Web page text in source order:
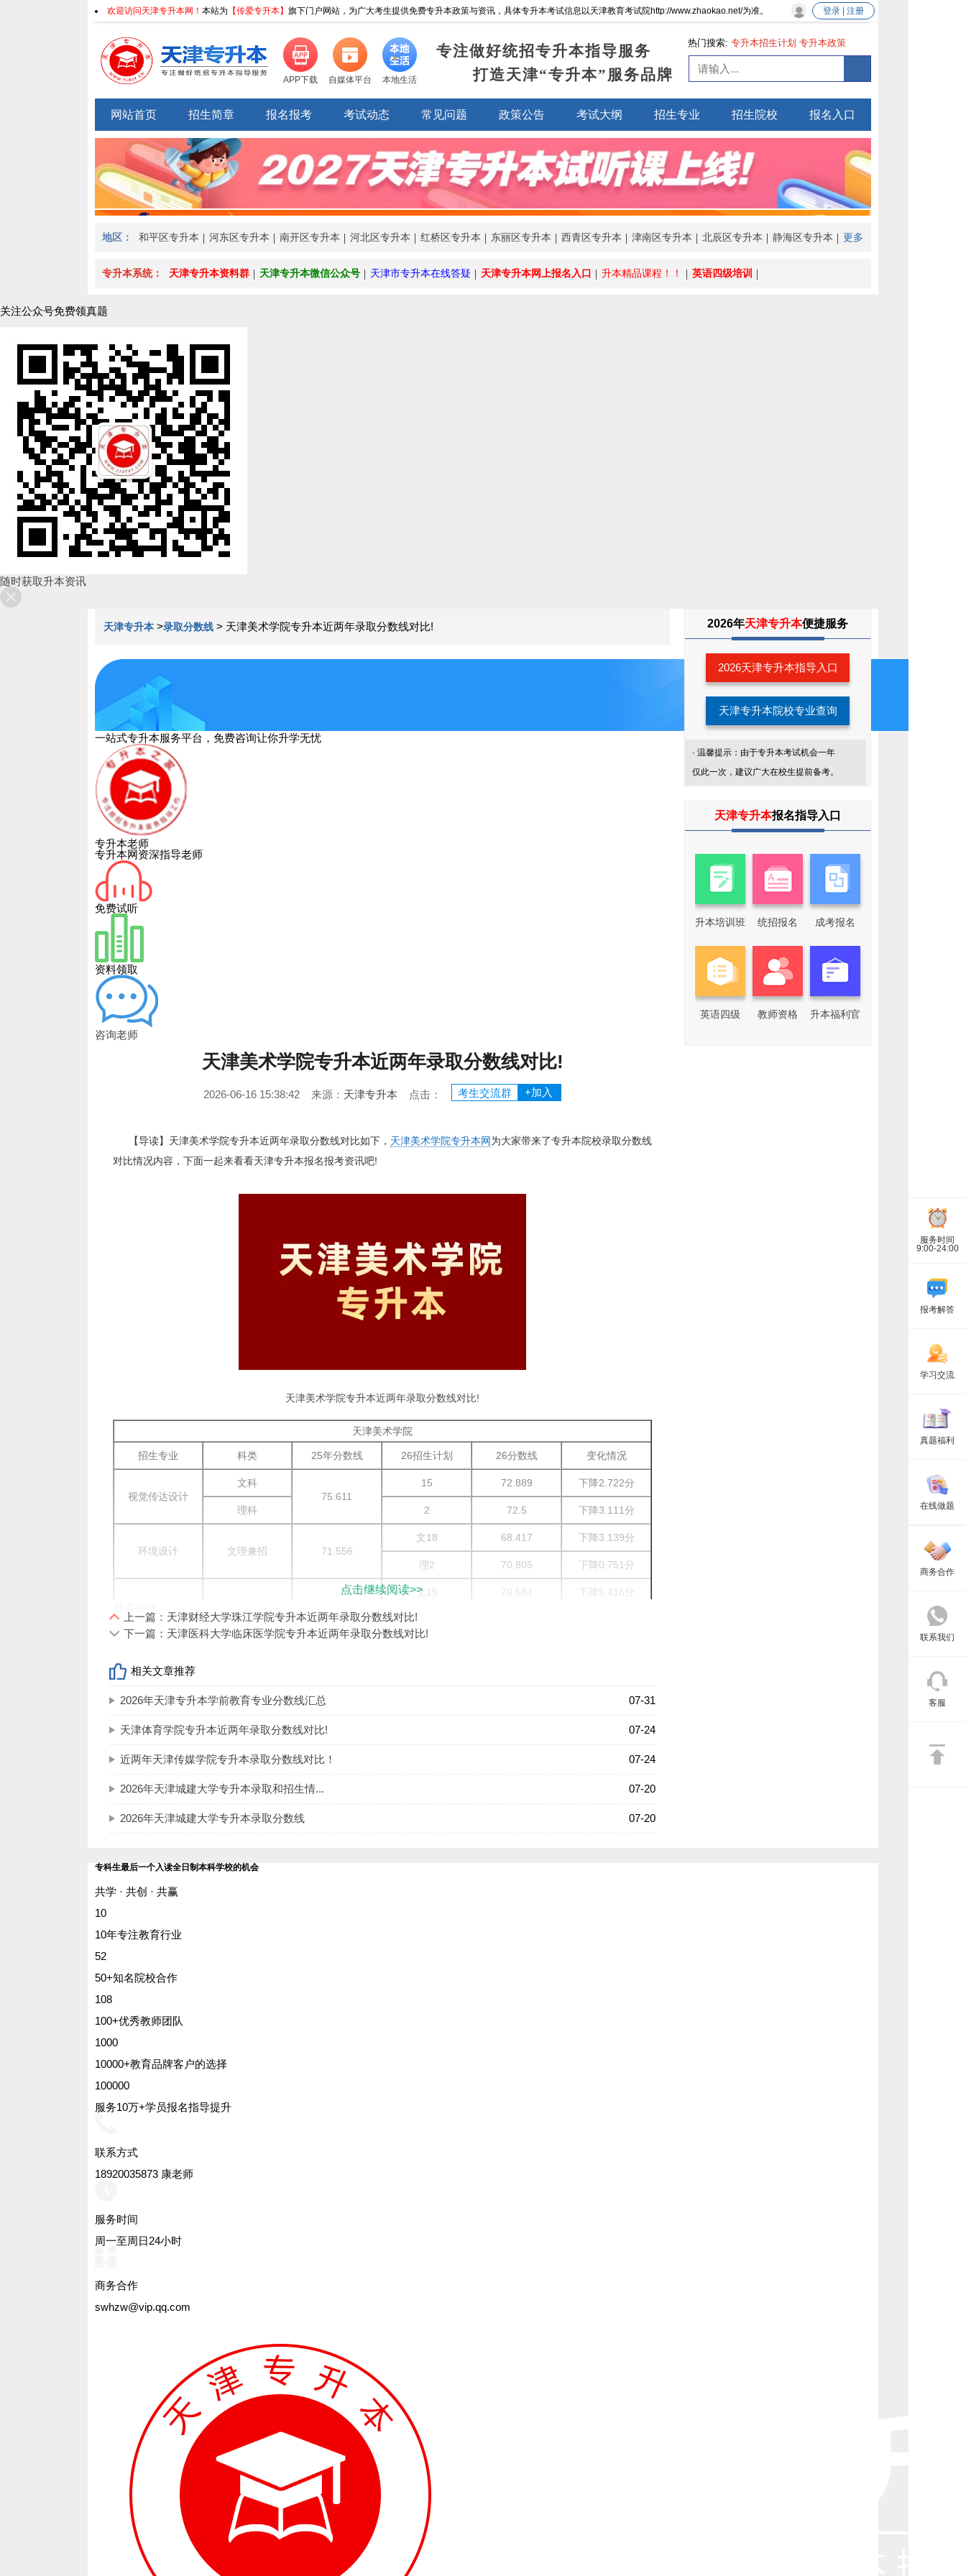
欢迎访问天津专升本网！ 本站为 【传爱专升本】 旗下门户网站，为广大考生提供免费专升本政策与资讯，具体专升本考试信息以天津教育考试院http://www.zhaokao.net/为准。 登录 | 注册
APP下载 自媒体平台 本地生活
专注做好统招专升本指导服务
打造天津“专升本”服务品牌
热门搜索: 专升本招生计划 专升本政策
网站首页 招生简章 报名报考 考试动态 常见问题 政策公告 考试大纲 招生专业 招生院校 报名入口
地区： 和平区专升本 河东区专升本 南开区专升本 河北区专升本 红桥区专升本 东丽区专升本 西青区专升本 津南区专升本 北辰区专升本 静海区专升本 更多
>
专升本系统： 天津专升本资料群 天津专升本微信公众号 天津市专升本在线答疑 天津专升本网上报名入口 升本精品课程！！ 英语四级培训
服务时间
9:00-24:00
报考解答
学习交流
真题福利
在线做题
商务合作
联系我们
客服
关注公众号免费领真题
随时获取升本资讯
天津专升本 >录取分数线 > 天津美术学院专升本近两年录取分数线对比!
一站式专升本服务平台，免费咨询让你升学无忧
专升本老师
专升本网资深指导老师
免费试听
资料领取
咨询老师
天津美术学院专升本近两年录取分数线对比!
2026-06-16 15:38:42 来源： 天津专升本 点击： 考生交流群 +加入
【导读】天津美术学院专升本近两年录取分数线对比如下， 天津美术学院专升本网为大家带来了专升本院校录取分数线
对比情况内容，下面一起来看看天津专升本报名报考资讯吧!
天津美术学院专升本近两年录取分数线对比!
天津美术学院
招生专业 科类 25年分数线 26招生计划 26分数线 变化情况
视觉传达设计
文科
75.611
15 72.889 下降2.722分
理科 2 72.5 下降3.111分
环境设计 文理兼招 71.556
文18 68.417 下降3.139分
理2 70.805 下降0.751分
文15 70.584 下降5.416分
展开全文
—— 没找你想要的专升本资讯？预约免费咨询 ——
*联系方式
就读年级
就读专业
立即预约
【结尾】以上是“天津美术学院专升本近两年录取分数线对比
”的内容，关注天津专升本考试网(http://www.tjdjy.cn/)，
获取常见问题解答、考试大纲、历年真题。
天津专升本声明
息为准。
(二）本网站在文章内容来源出处标注为其他平台的稿件均为转载稿，免费转载出于非商业性学习目的，版权归原作者
点击继续阅读>>
上一篇：天津财经大学珠江学院专升本近两年录取分数线对比!
下一篇：天津医科大学临床医学院专升本近两年录取分数线对比!
相关文章推荐
2026年天津专升本学前教育专业分数线汇总 07-31
天津体育学院专升本近两年录取分数线对比! 07-24
近两年天津传媒学院专升本录取分数线对比！ 07-24
2026年天津城建大学专升本录取和招生情... 07-20
2026年天津城建大学专升本录取分数线 07-20
2026年天津专升本便捷服务
2026天津专升本指导入口
天津专升本院校专业查询
· 温馨提示：由于专升本考试机会一年
仅此一次，建议广大在校生提前备考。
天津专升本报名指导入口
升本培训班 统招报名 成考报名
英语四级 教师资格 升本福利官
生
专科生最后一个入读全日制本科学校的机会
共学 · 共创 · 共赢
10
10年专注教育行业
52
50+知名院校合作
108
100+优秀教师团队
1000
10000+教育品牌客户的选择
100000
服务10万+学员报名指导提升
联系方式
18920035873 康老师
服务时间
周一至周日24小时
商务合作
swhzw@vip.qq.com